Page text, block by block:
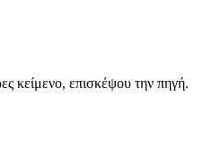
κείμενο, επισκέψου την πηγή.